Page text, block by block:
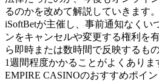
るのかを改めて解説していきます
iSoftBetが主催し、事前通知なくい
ンをキャンセルや変更する権利を
ら即時または数時間で反映するも
1週間程度かかることがよくありま
EMPIRE CASINOのおすすめポイ